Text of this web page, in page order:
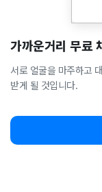
가까운거리 무료
서로 얼굴을 마주하고
받게 될 것입니다.